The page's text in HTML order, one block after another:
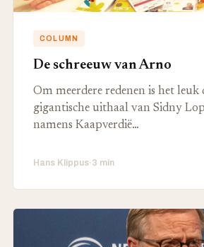
COLUMN
De schreeuw van Arno
Om meerdere redenen is het leuk
gigantische uithaal van Sidny
namens Kaapverdië…
Hans Klippus·3 min